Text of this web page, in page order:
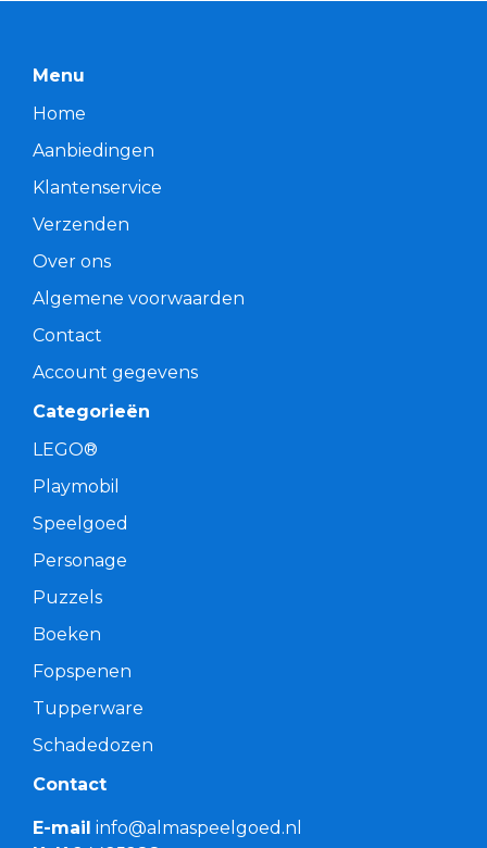
Menu
Home
Aanbiedingen
Klantenservice
Verzenden
Over ons
Algemene voorwaarden
Contact
Account gegevens
Categorieën
LEGO®
Playmobil
Speelgoed
Personage
Puzzels
Boeken
Fopspenen
Tupperware
Schadedozen
Contact
E-mail info@almaspeelgoed.nl